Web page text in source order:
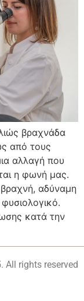
βραχνάδα
από τους
αλλαγή που
η φωνή μας.
αδύναμη
κατά την
All rights reserved